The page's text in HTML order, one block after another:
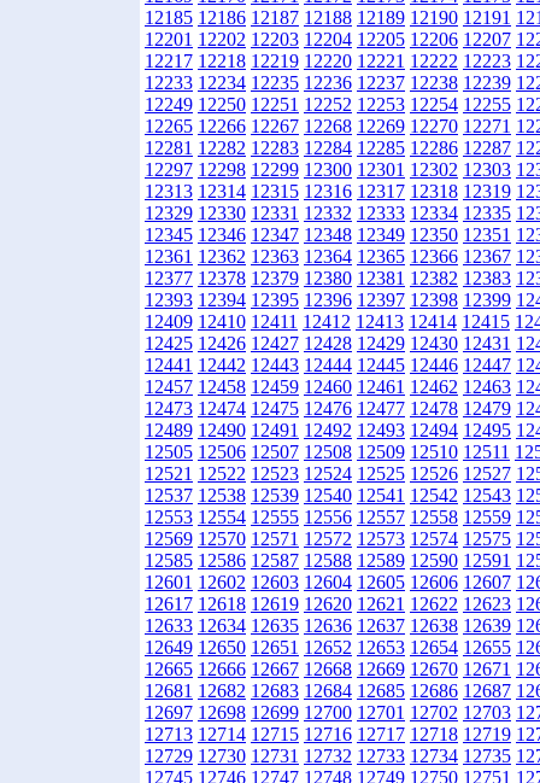
12185 12186 12187 12188 12189 12190 12191
12201 12202 12203 12204 12205 12206 12207
12217 12218 12219 12220 12221 12222 12223
12233 12234 12235 12236 12237 12238 12239
12249 12250 12251 12252 12253 12254 12255
12265 12266 12267 12268 12269 12270 12271
12281 12282 12283 12284 12285 12286 12287
12297 12298 12299 12300 12301 12302 12303
12313 12314 12315 12316 12317 12318 12319
12329 12330 12331 12332 12333 12334 12335
12345 12346 12347 12348 12349 12350 12351
12361 12362 12363 12364 12365 12366 12367
12377 12378 12379 12380 12381 12382 12383
12393 12394 12395 12396 12397 12398 12399
12409 12410 12411 12412 12413 12414 12415
12425 12426 12427 12428 12429 12430 12431
12441 12442 12443 12444 12445 12446 12447
12457 12458 12459 12460 12461 12462 12463
12473 12474 12475 12476 12477 12478 12479
12489 12490 12491 12492 12493 12494 12495
12505 12506 12507 12508 12509 12510 12511
12521 12522 12523 12524 12525 12526 12527
12537 12538 12539 12540 12541 12542 12543
12553 12554 12555 12556 12557 12558 12559
12569 12570 12571 12572 12573 12574 12575
12585 12586 12587 12588 12589 12590 12591
12601 12602 12603 12604 12605 12606 12607
12617 12618 12619 12620 12621 12622 12623
12633 12634 12635 12636 12637 12638 12639
12649 12650 12651 12652 12653 12654 12655
12665 12666 12667 12668 12669 12670 12671
12681 12682 12683 12684 12685 12686 12687
12697 12698 12699 12700 12701 12702 12703
12713 12714 12715 12716 12717 12718 12719
12729 12730 12731 12732 12733 12734 12735
12745 12746 12747 12748 12749 12750 12751